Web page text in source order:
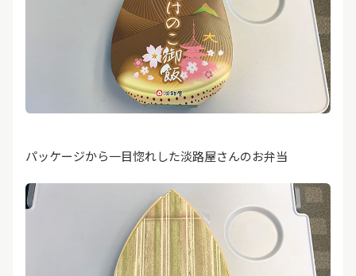
パッケージから一目惚れした淡路屋さんのお弁当